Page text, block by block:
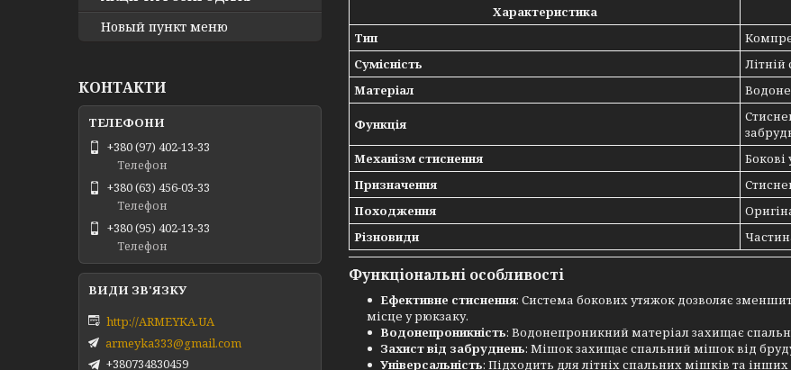
Характеристика
Тип
Сумісність
Літній
Матеріал
Функція
Механізм стиснення
Призначення
Походження
Різновиди
Функціональні особливості
Ефективне стиснення: Система бокових утяжок дозволяє
місце у рюкзаку.
Водонепроникність: Водонепроникний матеріал захищає
Захист від забруднень: Мішок захищає спальний мішок від
Універсальність: Підходить для літніх спальних мішків та
Новый пункт меню
КОНТАКТИ
+380 (97) 402-13-33
Телефон
+380 (63) 456-03-33
Телефон
+380 (95) 402-13-33
Телефон
http://ARMEYKA.UA
armeyka333@gmail.com
+380734830459